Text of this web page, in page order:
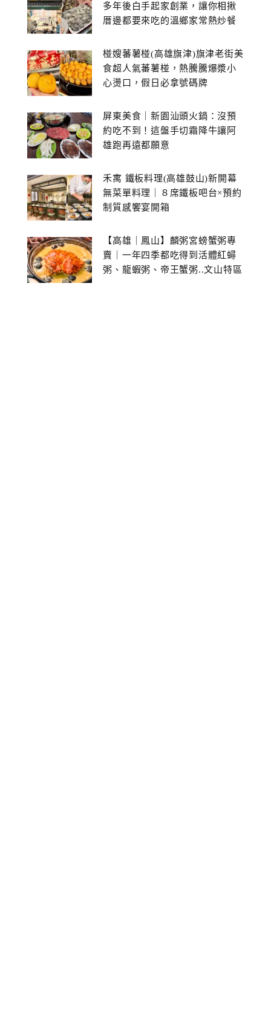
多年後白手起家創業，讓你相揪
厝邊都要來吃的溫鄉家常熱炒餐
椪嫂蕃薯椪(高雄旗津)旗津老街美
食超人氣蕃薯椪，熱騰騰爆漿小
心燙口，假日必拿號碼牌
屏東美食｜新園汕頭火鍋：沒預
約吃不到！這盤手切霜降牛讓阿
雄跑再遠都願意
禾寓 鐵板料理(高雄鼓山)新開幕
無菜單料理｜８席鐵板吧台×預約
制質感饗宴開箱
【高雄｜鳳山】麟粥宮螃蟹粥專
賣｜一年四季都吃得到活體紅蟳
粥、龍蝦粥、帝王蟹粥..文山特區